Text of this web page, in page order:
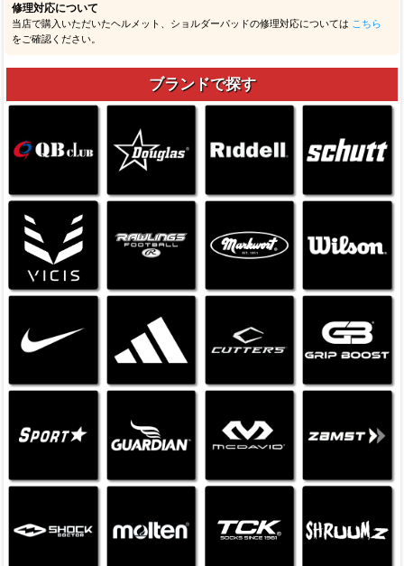
修理対応について
当店で購入いただいたヘルメット、ショルダーパッドの修理対応については こちら
をご確認ください。
ブランドで探す